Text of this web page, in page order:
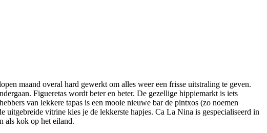
maand overal hard gewerkt om alles weer een frisse uitstraling te geven.
Figueretas wordt beter en beter. De gezellige hippiemarkt is iets
van lekkere tapas is een mooie nieuwe bar de pintxos (zo noemen
uitgebreide vitrine kies je de lekkerste hapjes. Ca La Nina is gespecialiseerd in
als kok op het eiland.